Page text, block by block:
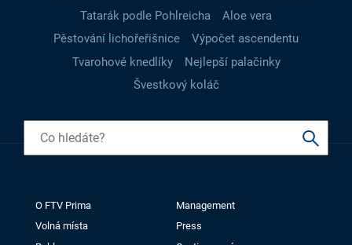
Tatarák podle Pohlreicha
Aloe vera
Pěstování lichořeřišnice
Výpočet ascendentu
Tvarohové knedlíky
Nejlepší palačinky
Švestkový koláč
O FTV Prima
Management
Volná místa
Press